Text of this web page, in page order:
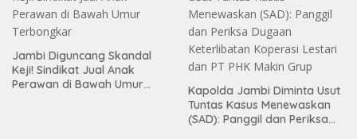
Jambi Diguncang Skandal
Keji! Sindikat Jual Anak
Perawan di Bawah Umur
Kapolda Jambi Diminta Usut
Tuntas Kasus Menewaskan
(SAD): Panggil dan Periksa